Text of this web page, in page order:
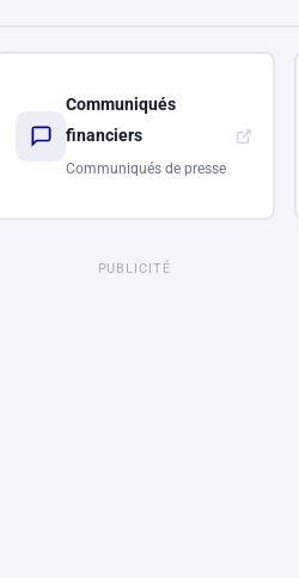
Communiqués
financiers
Communiqués de presse
PUBLICITÉ